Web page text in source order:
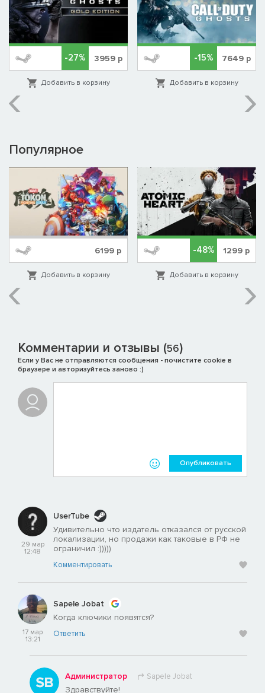
В этой игре предусмотрена дополнительная внутриигровая
покупка виртуальной валюты, которую можно использовать
для приобретения виртуальных внутриигровых предметов.
-27% 3959р
Добавить в корзину
-15% 7649 р
Добавить в корзину
Популярное
6199 р
Добавить в корзину
-48% 1299 р
Добавить в корзину
Комментарии и отзывы (56)
Если у Вас не отправляются сообщения - почистите cookie в
браузере и авторизуйтесь заново :)
Опубликовать
29 мар
12:48
UserTube
Удивительно что издатель отказался от русской
локализации, но продажи как таковые в РФ не
ограничил :)))))
Комментировать
17 мар
13:21
Sapele Jobat
Когда ключики появятся?
Ответить
Администратор Sapele Jobat
Здравствуйте!